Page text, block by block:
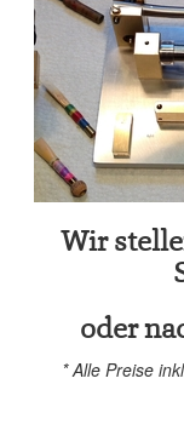
Wir
oder
* Alle Preise